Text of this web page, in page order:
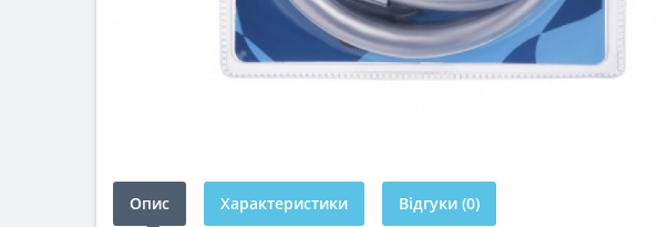
Опис Характеристики Відгуки (0)